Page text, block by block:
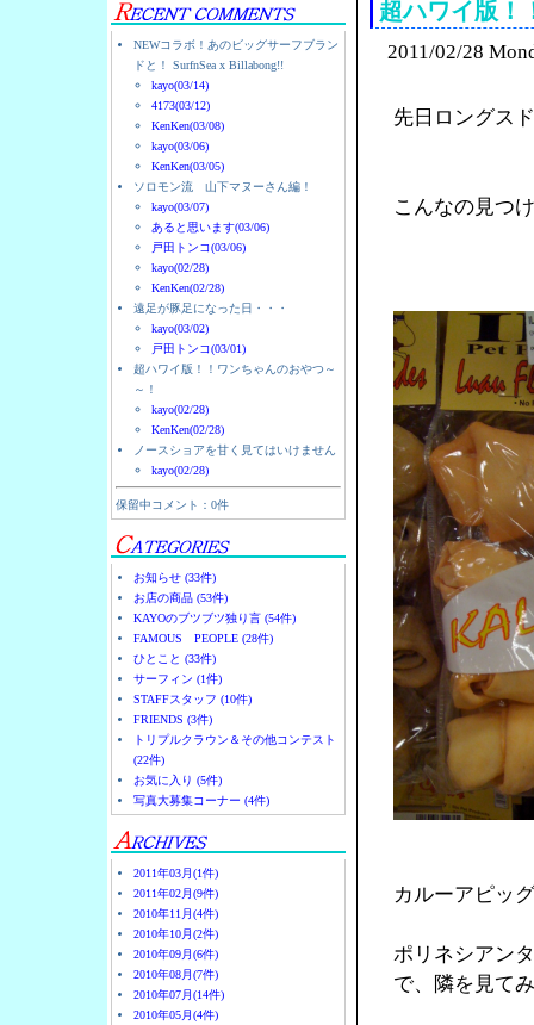
NEWコラボ！あのビッグサーフブラン
ドと！ SurfnSea x Billabong!!
kayo(03/14)
4173(03/12)
KenKen(03/08)
kayo(03/06)
KenKen(03/05)
ソロモン流 山下マヌーさん編！
kayo(03/07)
あると思います(03/06)
戸田トンコ(03/06)
kayo(02/28)
KenKen(02/28)
遠足が豚足になった日・・・
kayo(03/02)
戸田トンコ(03/01)
超ハワイ版！！ワンちゃんのおやつ～
～！
kayo(02/28)
KenKen(02/28)
ノースショアを甘く見てはいけません
kayo(02/28)
保留中コメント：0件
お知らせ (33件)
お店の商品 (53件)
KAYOのブツブツ独り言 (54件)
FAMOUS PEOPLE (28件)
ひとこと (33件)
サーフィン (1件)
STAFFスタッフ (10件)
FRIENDS (3件)
トリプルクラウン＆その他コンテスト
(22件)
お気に入り (5件)
写真大募集コーナー (4件)
2011年03月(1件)
2011年02月(9件)
2010年11月(4件)
2010年10月(2件)
2010年09月(6件)
2010年08月(7件)
2010年07月(14件)
2010年05月(4件)
超ハワイ版！
2011/02/28
先日ロングス
こんなの見つ
カルーアピッ
ポリネシアン
で、隣を見て